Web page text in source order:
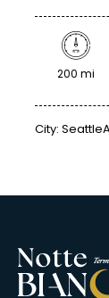
Climate
Keyless
200 mi
City: Seattle